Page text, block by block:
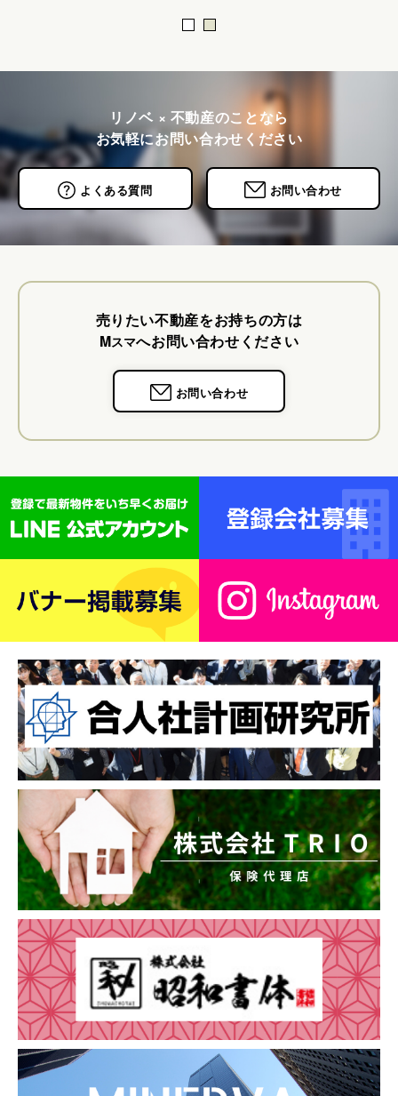
リノベ × 不動産のことなら
お気軽にお問い合わせください
よくある質問 お問い合わせ
売りたい不動産をお持ちの方は
Mスマへお問い合わせください
お問い合わせ